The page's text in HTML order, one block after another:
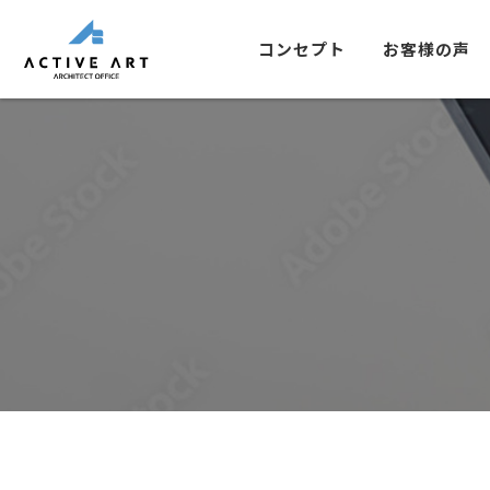
コンセプト お客様の声